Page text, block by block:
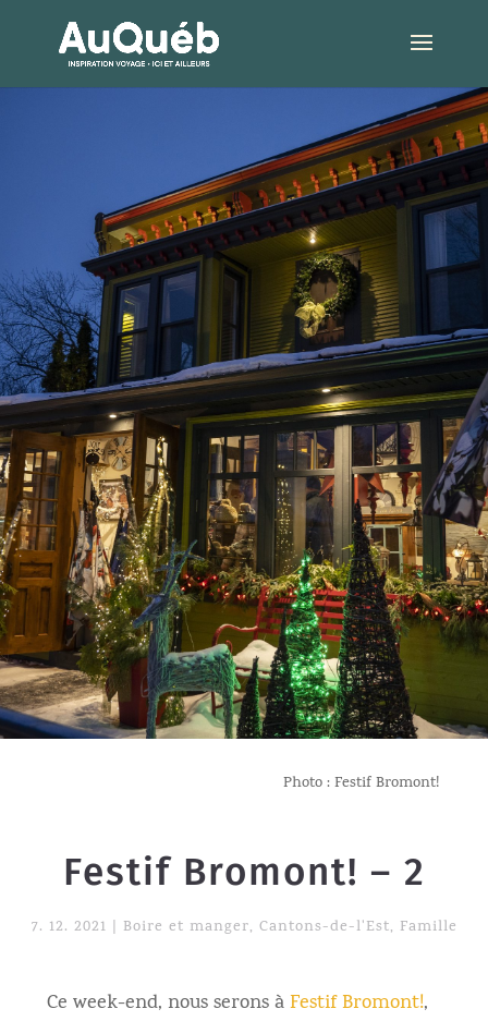
Photo : Festif Bromont!
Festif Bromont! – 2
7. 12. 2021 Boire et manger, Cantons-de-l'Est, Famille
Ce week-end, nous serons àFestif Bromont!,